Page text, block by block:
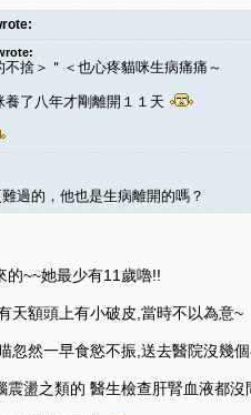
不捨＞＂＜也心疼貓咪生病痛痛～
養了八年才剛離開１１天
過的，他也是生病離開的嗎？
的~~她最少有11歲嚕!!
天額頭上有小破皮,當時不以為意~
忽然一早食慾不振,送去醫院沒幾
震盪之類的 醫生檢查肝腎血液都